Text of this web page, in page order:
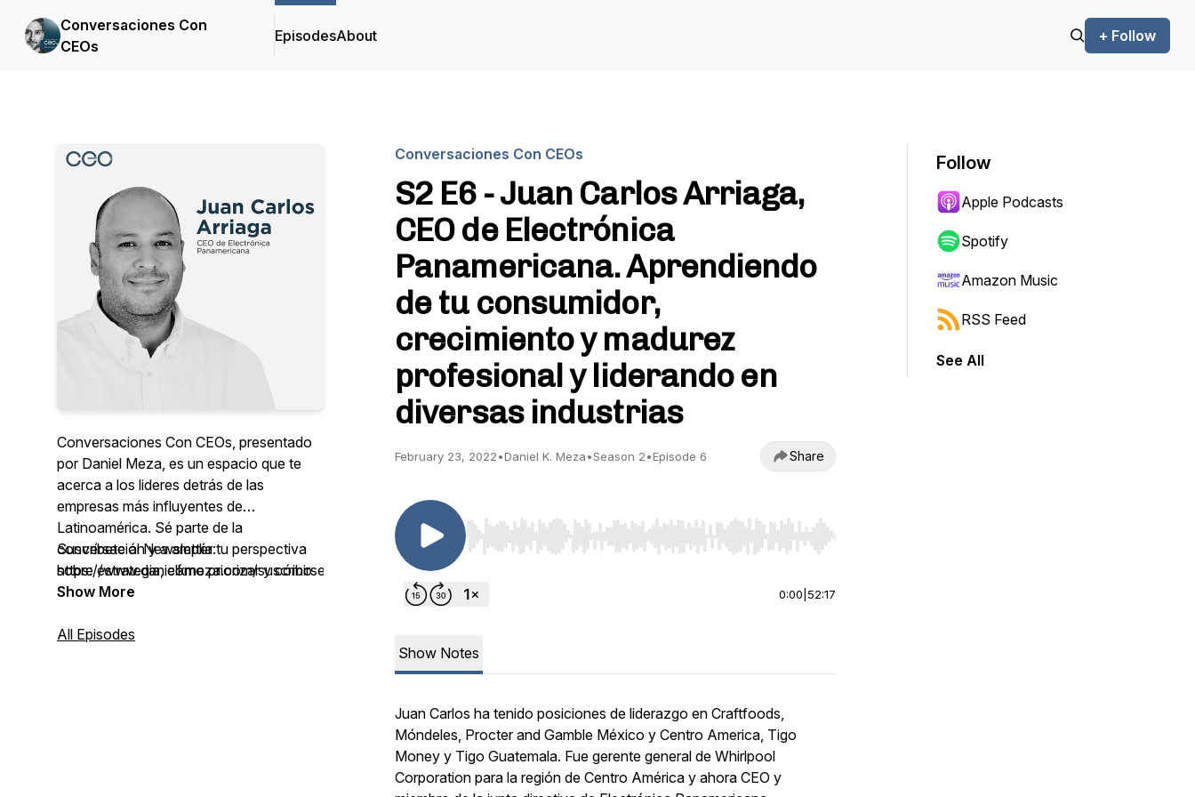
Conversaciones Con
CEOs
EpisodesAbout + Follow
Conversaciones Con CEOs, presentado
por Daniel Meza, es un espacio que te
acerca a los lideres detrás de las
empresas más influyentes de
Latinoamérica. Sé parte de la
conversación y a amplía tu perspectiva
sobre estrategia, cómo priorizar y cómo
tomar decisiones difíciles.
Suscríbete al Newsletter:
https://www.danielkmeza.com/suscribirse
Show More
All Episodes
Conversaciones Con CEOs
S2 E6 - Juan Carlos Arriaga,
CEO de Electrónica
Panamericana. Aprendiendo
de tu consumidor,
crecimiento y madurez
profesional y liderando en
diversas industrias
February 23, 2022•Daniel K. Meza•Season 2•Episode 6 Share
Use Left/Right to seek, Home/End to jump to start or end. Hold shift to jump forward or backward.
0:00 52:17
Show Notes
Juan Carlos ha tenido posiciones de liderazgo en Craftfoods,
Móndeles, Procter and Gamble México y Centro America, Tigo
Money y Tigo Guatemala. Fue gerente general de Whirlpool
Corporation para la región de Centro América y ahora CEO y
Follow
Apple Podcasts
Spotify
Amazon Music
RSS Feed
See All